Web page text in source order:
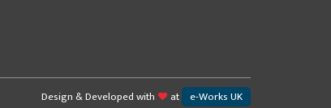
Design & Developed with at e-Works UK